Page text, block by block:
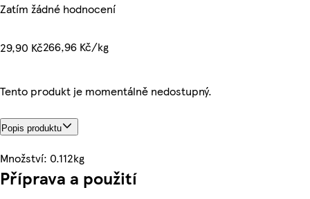
Zatím žádné hodnocení
29,90 Kč266,96 Kč/kg
Tento produkt je momentálně nedostupný.
Popis produktu
Množství: 0.112kg
Příprava a použití